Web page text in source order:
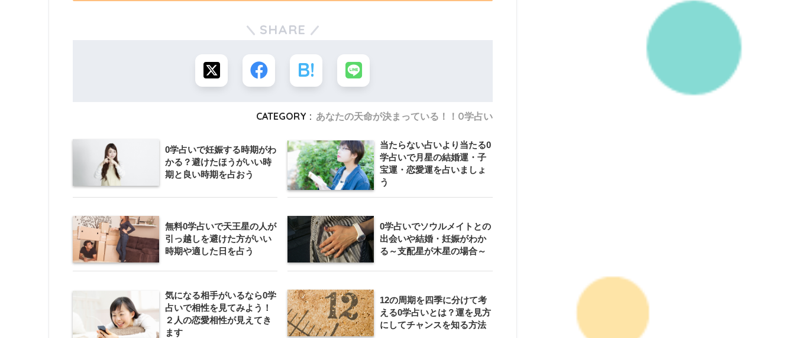
SHARE
CATEGORY : あなたの天命が決まっている！！0学占い
0学占いで妊娠する時期がわ
かる？避けたほうがいい時
期と良い時期を占おう
当たらない占いより当たる0
学占いで月星の結婚運・子
宝運・恋愛運を占いましょ
う
無料0学占いで天王星の人が
引っ越しを避けた方がいい
時期や適した日を占う
0学占いでソウルメイトとの
出会いや結婚・妊娠がわか
る～支配星が木星の場合～
気になる相手がいるなら0学
占いで相性を見てみよう！
２人の恋愛相性が見えてき
ます
12の周期を四季に分けて考
える0学占いとは？運を見方
にしてチャンスを知る方法